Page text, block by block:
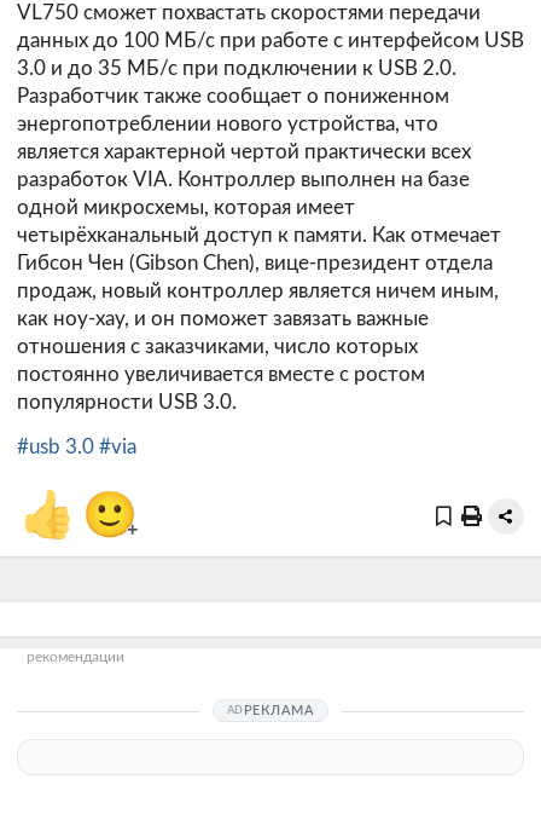
VL750 сможет похвастать скоростями передачи
данных до 100 МБ/с при работе с интерфейсом USB
3.0 и до 35 МБ/с при подключении к USB 2.0.
Разработчик также сообщает о пониженном
энергопотреблении нового устройства, что
является характерной чертой практически всех
разработок VIA. Контроллер выполнен на базе
одной микросхемы, которая имеет
четырёхканальный доступ к памяти. Как отмечает
Гибсон Чен (Gibson Chen), вице-президент отдела
продаж, новый контроллер является ничем иным,
как ноу-хау, и он поможет завязать важные
отношения с заказчиками, число которых
постоянно увеличивается вместе с ростом
популярности USB 3.0.
#usb 3.0 #via
👍 🙂
+
рекомендации
РЕКЛАМА